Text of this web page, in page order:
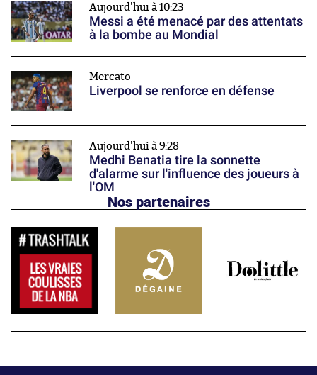
Aujourd'hui à 10:23
Messi a été menacé par des attentats
à la bombe au Mondial
Mercato
Liverpool se renforce en défense
Aujourd'hui à 9:28
Medhi Benatia tire la sonnette
d'alarme sur l'influence des joueurs à
l'OM
Nos partenaires